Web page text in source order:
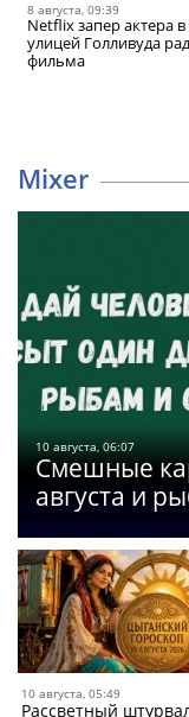
8 августа, 09:39
Netflix запер актера
улицей Голливуда
фильма
Mixer
10 августа, 06:07
Смешные
августа и
10 августа, 05:49
Рассветный